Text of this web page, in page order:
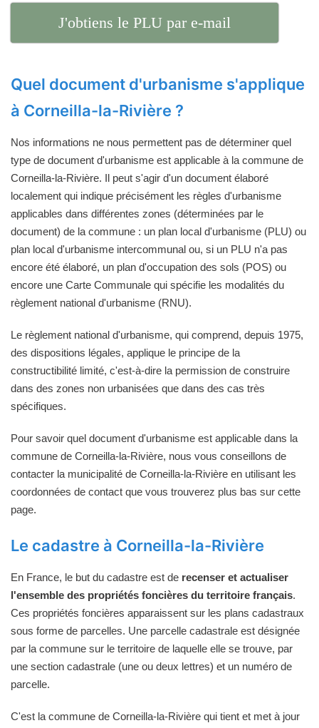
J'obtiens le PLU par e-mail
Quel document d'urbanisme s'applique
à Corneilla-la-Rivière ?
Nos informations ne nous permettent pas de déterminer quel
type de document d'urbanisme est applicable à la commune de
Corneilla-la-Rivière. Il peut s'agir d'un document élaboré
localement qui indique précisément les règles d'urbanisme
applicables dans différentes zones (déterminées par le
document) de la commune : un plan local d'urbanisme (PLU) ou
plan local d'urbanisme intercommunal ou, si un PLU n'a pas
encore été élaboré, un plan d'occupation des sols (POS) ou
encore une Carte Communale qui spécifie les modalités du
règlement national d'urbanisme (RNU).
Le règlement national d'urbanisme, qui comprend, depuis 1975,
des dispositions légales, applique le principe de la
constructibilité limité, c'est-à-dire la permission de construire
dans des zones non urbanisées que dans des cas très
spécifiques.
Pour savoir quel document d'urbanisme est applicable dans la
commune de Corneilla-la-Rivière, nous vous conseillons de
contacter la municipalité de Corneilla-la-Rivière en utilisant les
coordonnées de contact que vous trouverez plus bas sur cette
page.
Le cadastre à Corneilla-la-Rivière
En France, le but du cadastre est de recenser et actualiser
l'ensemble des propriétés foncières du territoire français.
Ces propriétés foncières apparaissent sur les plans cadastraux
sous forme de parcelles. Une parcelle cadastrale est désignée
par la commune sur le territoire de laquelle elle se trouve, par
une section cadastrale (une ou deux lettres) et un numéro de
parcelle.
C'est la commune de Corneilla-la-Rivière qui tient et met à jour